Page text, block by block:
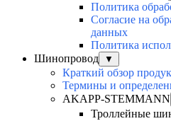
Политика
Согласие на
данных
Политика
Шинопровод
▼
Краткий обзор
Термины и
AKAPP-STEMMANN
Троллейные